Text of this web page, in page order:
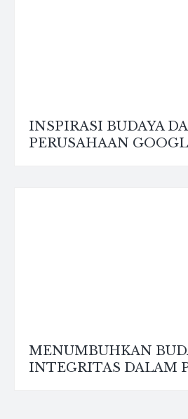
INSPIRASI BUDAYA
PERUSAHAAN
MENUMBUHKAN
INTEGRITAS DALAM